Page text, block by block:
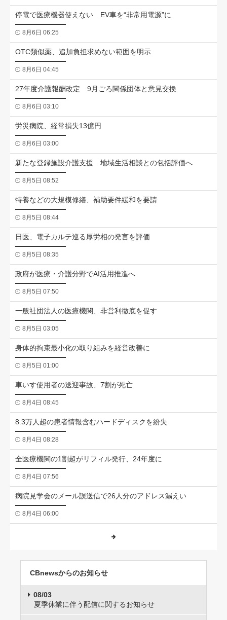
停電で医療機器使えない EV車を“非常用電源”に
8月6日 06:25
OTC類似薬、追加負担求めない範囲を明示
8月6日 04:45
27年度介護報酬改定 9月ごろ関係団体と意見交換
8月6日 03:10
労災病院、経常損失13億円
8月6日 03:00
新たな登録施設介護支援 地域生活相談との包括評価へ
8月5日 08:52
特養などの大規模修繕、補助要件緩和を要請
8月5日 08:44
日医、電子カルテ巡る厚労相の発言を評価
8月5日 08:35
政府が医療・介護分野でAI活用推進へ
8月5日 07:50
一般社団法人の医療機関、非営利徹底を促す
8月5日 03:05
身体的拘束最小化の取り組みを経営改善に
8月5日 01:00
車いす使用者の送迎事故、7割が死亡
8月4日 08:45
8.3万人超の患者情報含むハードディスクを紛失
8月4日 08:28
全医療機関の1割超がリフィル発行、24年度に
8月4日 07:56
病院見学会のメール誤送信で26人分のアドレス漏えい
8月4日 06:00
CBnewsからのお知らせ
08/03
夏季休業に伴う配信に関するお知らせ